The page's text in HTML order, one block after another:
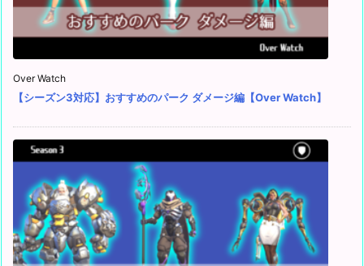
Over Watch
【シーズン3対応】おすすめのパーク ダメージ編【Over Watch】